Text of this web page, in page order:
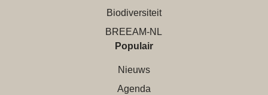
Biodiversiteit
BREEAM-NL
Populair
Nieuws
Agenda